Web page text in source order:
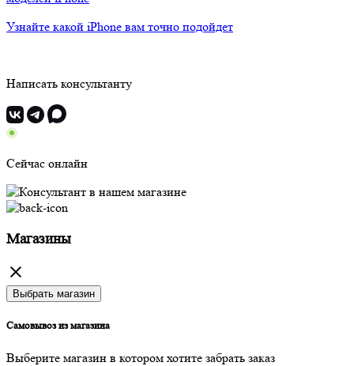
Узнайте какой iPhone вам точно подойдет
Написать консультанту
Сейчас онлайн
Магазины
Выбрать магазин
Самовывоз из магазина
Выберите магазин в котором хотите забрать заказ